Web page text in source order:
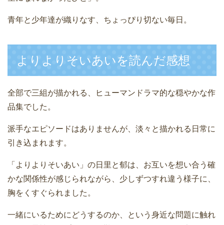
青年と少年達が織りなす、ちょっぴり切ない毎日。
よりよりそいあいを読んだ感想
全部で三組が描かれる、ヒューマンドラマ的な穏やかな作
品集でした。
派手なエピソードはありませんが、淡々と描かれる日常に
引き込まれます。
「よりよりそいあい」の日里と郁は、お互いを想い合う確
かな関係性が感じられながら、少しずつすれ違う様子に、
胸をくすぐられました。
一緒にいるためにどうするのか、という身近な問題に触れ